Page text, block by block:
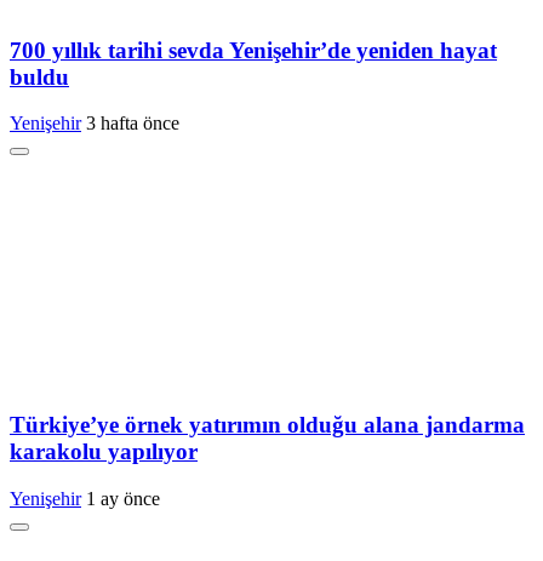
700 yıllık tarihi sevda Yenişehir’de yeniden hayat
buldu
Yenişehir 3 hafta önce
Türkiye’ye örnek yatırımın olduğu alana jandarma
karakolu yapılıyor
Yenişehir 1 ay önce